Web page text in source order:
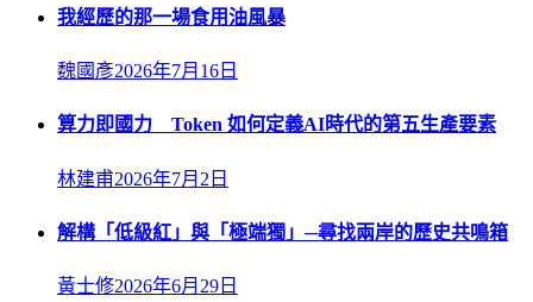
我經歷的那一場食用油風暴
魏國彥2026年7月16日
算力即國力 Token 如何定義AI時代的第五生產要素
林建甫2026年7月2日
解構「低級紅」與「極端獨」─尋找兩岸的歷史共鳴箱
黃士修2026年6月29日